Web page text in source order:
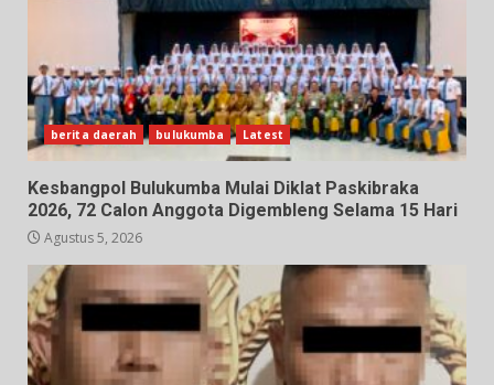
berita daerah bulukumba Latest
Kesbangpol Bulukumba Mulai Diklat Paskibraka
2026, 72 Calon Anggota Digembleng Selama 15 Hari
Agustus 5, 2026